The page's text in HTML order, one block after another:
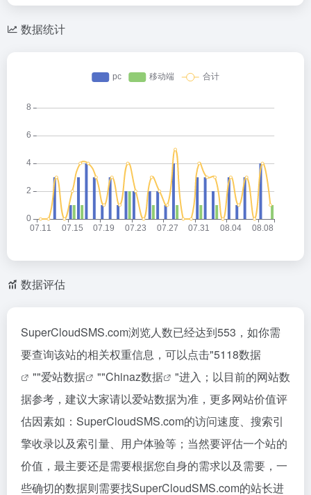
数据统计
数据评估
SuperCloudSMS.com浏览人数已经达到553，如你需
要查询该站的相关权重信息，可以点击"5118数据
""爱站数据 ""Chinaz数据
"进入；以目前的网站数
据参考，建议大家请以爱站数据为准，更多网站价值评
估因素如：SuperCloudSMS.com的访问速度、搜索引
擎收录以及索引量、用户体验等；当然要评估一个站的
价值，最主要还是需要根据您自身的需求以及需要，一
些确切的数据则需要找SuperCloudSMS.com的站长进